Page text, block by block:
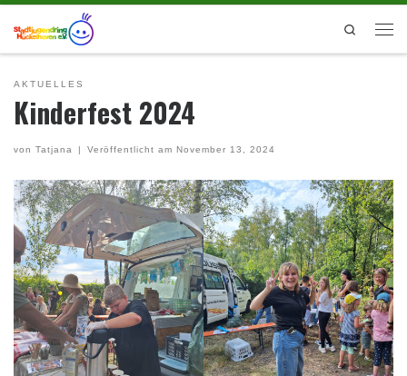
Zum Inhalt springen
Search
AKTUELLES
Kinderfest 2024
von Tatjana | Veröffentlicht amNovember 13, 2024